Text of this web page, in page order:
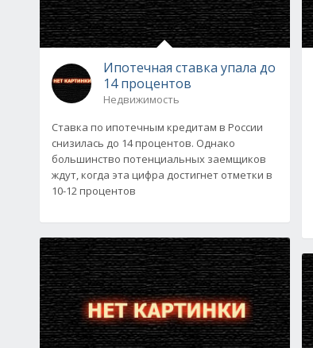
Ипотечная ставка упала до
14 процентов
Недвижимость
Ставка по ипотечным кредитам в России
снизилась до 14 процентов. Однако
большинство потенциальных заемщиков
ждут, когда эта цифра достигнет отметки в
10-12 процентов